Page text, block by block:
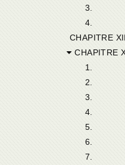
3.
4.
CHAPITRE XII.
CHAPITRE
1.
2.
3.
4.
5.
6.
7.